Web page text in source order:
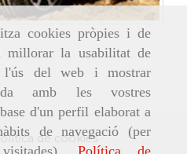
cookies pròpies i de
millorar la usabilitat de
l'ús del web i mostrar
amb les vostres
d'un perfil elaborat a
de navegació (per
de cookies